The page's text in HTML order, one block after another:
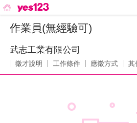
作業員(無經驗可)
武志工業有限公司
徵才說明 工作條件 應徵方式 其